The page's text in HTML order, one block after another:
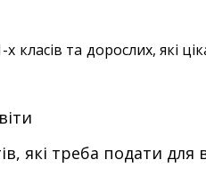
класів та дорослих, які
які треба подати для